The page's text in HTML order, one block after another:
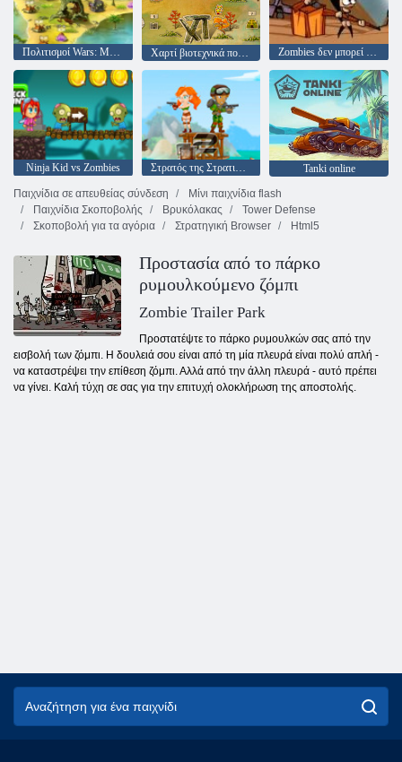
Πολιτισμοί Wars: Μάστερ Edition Χαρτί βιοτεχνικά πολέμους Zombies δεν μπορεί να πηδήξει
Ninja Kid vs Zombies Στρατός της Στρατιώτες: Αντίσταση
Tanki online
Παιχνίδια σε απευθείας σύνδεση
Μίνι παιχνίδια flash
Παιχνίδια Σκοποβολής
Βρυκόλακας
Tower Defense
Σκοποβολή για τα αγόρια
Στρατηγική Browser Html5
Προστασία από το πάρκο
ρυμουλκούμενο ζόμπι
Zombie Trailer Park
Προστατέψτε το πάρκο ρυμουλκών σας από την
εισβολή των ζόμπι. Η δουλειά σου είναι από τη μία πλευρά είναι πολύ απλή -
να καταστρέψει την επίθεση ζόμπι. Αλλά από την άλλη πλευρά - αυτό πρέπει
να γίνει. Καλή τύχη σε σας για την επιτυχή ολοκλήρωση της αποστολής.